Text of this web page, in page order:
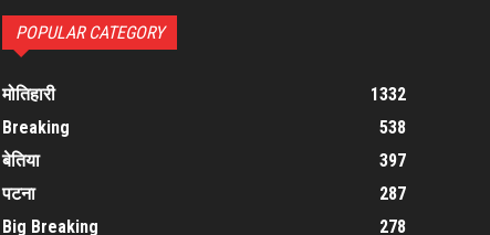
POPULAR CATEGORY
मोतिहारी
1332
Breaking
538
बेतिया
397
पटना
287
Big Breaking
278